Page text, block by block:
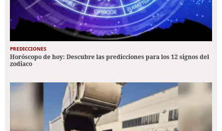
PREDICCIONES
Horóscopo de hoy: Descubre las predicciones para los 12 signos del
zodiaco